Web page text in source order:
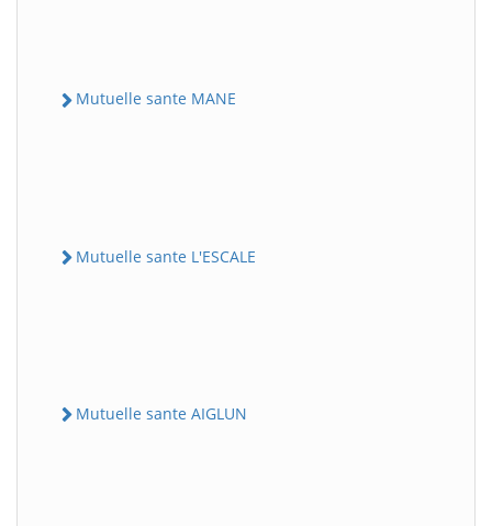
Mutuelle sante MANE
Mutuelle sante L'ESCALE
Mutuelle sante AIGLUN